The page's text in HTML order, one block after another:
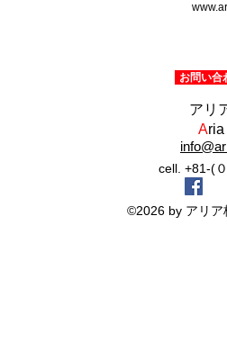
お問い合
アリ
Aria
cell. +81-(
©2026 by アリア